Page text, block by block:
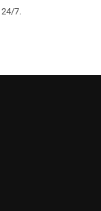
24/7.